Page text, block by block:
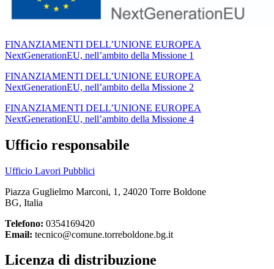
FINANZIAMENTI DELL’UNIONE EUROPEA
NextGenerationEU, nell’ambito della Missione 1
FINANZIAMENTI DELL’UNIONE EUROPEA
NextGenerationEU, nell’ambito della Missione 2
FINANZIAMENTI DELL’UNIONE EUROPEA
NextGenerationEU, nell’ambito della Missione 4
Ufficio responsabile
Ufficio Lavori Pubblici
Piazza Guglielmo Marconi, 1, 24020 Torre Boldone
BG, Italia
Telefono: 0354169420
Email: tecnico@comune.torreboldone.bg.it
Licenza di distribuzione